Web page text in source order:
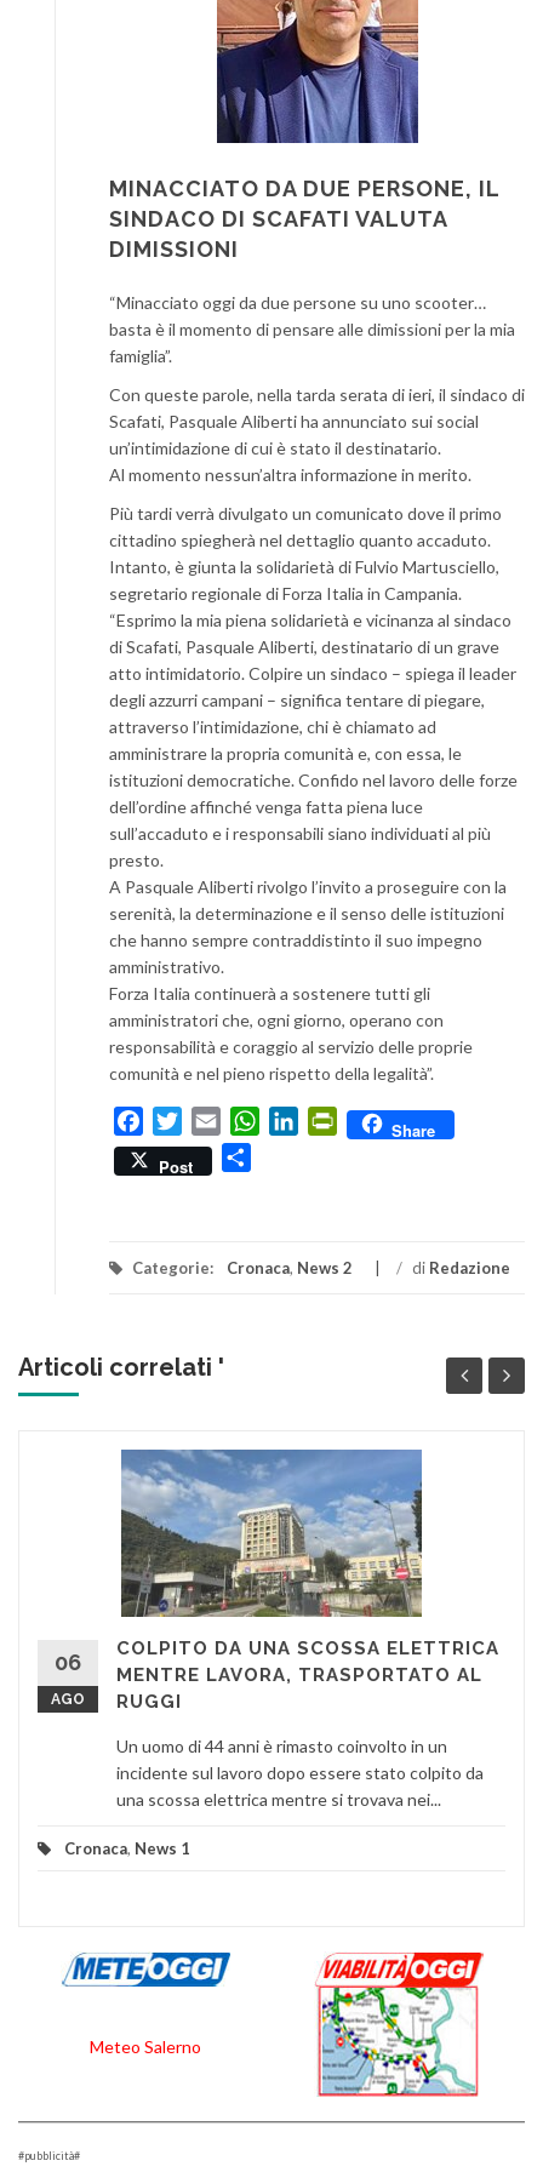
MINACCIATO DA DUE PERSONE, IL
SINDACO DI SCAFATI VALUTA
DIMISSIONI
“Minacciato oggi da due persone su uno scooter…
basta è il momento di pensare alle dimissioni per la mia
famiglia”.
Con queste parole, nella tarda serata di ieri, il sindaco di
Scafati, Pasquale Aliberti ha annunciato sui social
un’intimidazione di cui è stato il destinatario.
Al momento nessun’altra informazione in merito.
Più tardi verrà divulgato un comunicato dove il primo
cittadino spiegherà nel dettaglio quanto accaduto.
Intanto, è giunta la solidarietà di Fulvio Martusciello,
segretario regionale di Forza Italia in Campania.
“Esprimo la mia piena solidarietà e vicinanza al sindaco
di Scafati, Pasquale Aliberti, destinatario di un grave
atto intimidatorio. Colpire un sindaco – spiega il leader
degli azzurri campani – significa tentare di piegare,
attraverso l’intimidazione, chi è chiamato ad
amministrare la propria comunità e, con essa, le
istituzioni democratiche. Confido nel lavoro delle forze
dell’ordine affinché venga fatta piena luce
sull’accaduto e i responsabili siano individuati al più
presto.
A Pasquale Aliberti rivolgo l’invito a proseguire con la
serenità, la determinazione e il senso delle istituzioni
che hanno sempre contraddistinto il suo impegno
amministrativo.
Forza Italia continuerà a sostenere tutti gli
amministratori che, ogni giorno, operano con
responsabilità e coraggio al servizio delle proprie
comunità e nel pieno rispetto della legalità”.
FacebookTwitterEmail WhatsApp
LinkedInPrintFriendly
Share
Post
Categorie: Cronaca, News 2 / di Redazione
Articoli correlati '
06
AGO
COLPITO DA UNA SCOSSA ELETTRICA
MENTRE LAVORA, TRASPORTATO AL
RUGGI
Un uomo di 44 anni è rimasto coinvolto in un
incidente sul lavoro dopo essere stato colpito da
una scossa elettrica mentre si trovava nei...
Cronaca, News 1
Meteo Salerno
#pubblicità#